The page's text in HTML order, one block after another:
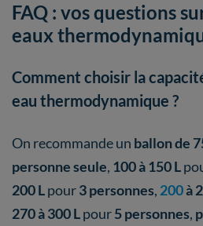
FAQ : vos questions
eaux
Comment choisir la
eau thermodynamique ?
On recommande un ballon de
personne seule, 100 à 150 L
200 Lpour3 personnes, 200à
270 à 300 Lpour5 personnes,